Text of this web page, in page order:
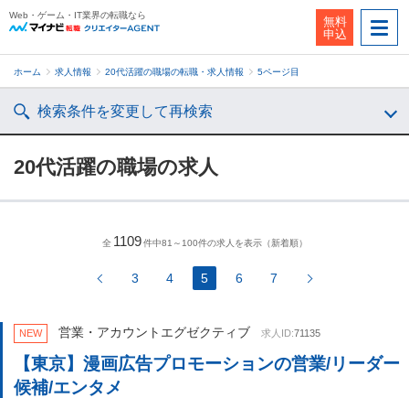
Web・ゲーム・IT業界の転職なら
無料
申込
ホーム 求人情報 20代活躍の職場の転職・求人情報 5ページ目
検索条件を変更して再検索
20代活躍の職場の求人
全 1109 件中81～100件の求人を表示（新着順）
3 4 5 6 7
NEW 営業・アカウントエグゼクティブ 求人ID:71135
【東京】漫画広告プロモーションの営業/リーダー
候補/エンタメ